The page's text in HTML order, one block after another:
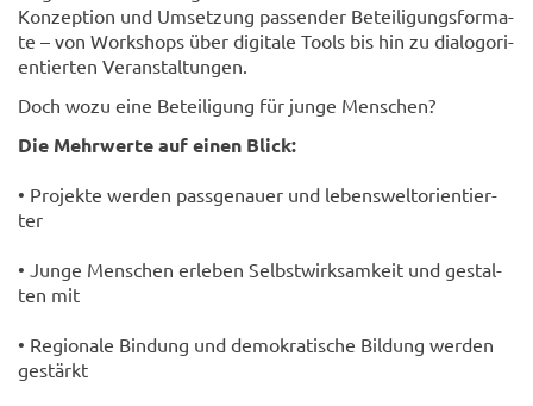
Kon­zep­ti­on und Um­set­zung pas­sen­der Be­tei­li­gungs­for­ma­
te – von Work­shops über di­gi­ta­le Tools bis hin zu dia­log­ori­
en­tier­ten Ver­an­stal­tun­gen.
Doch wozu eine Be­tei­li­gung für junge Men­schen?
Die Mehr­wer­te auf einen Blick:
• Pro­jek­te wer­den pass­ge­nau­er und le­bens­welt­ori­en­tier­
ter
• Junge Men­schen er­le­ben Selbst­wirk­sam­keit und ge­stal­
ten mit
• Re­gio­na­le Bin­dung und de­mo­kra­ti­sche Bil­dung wer­den
ge­stärkt